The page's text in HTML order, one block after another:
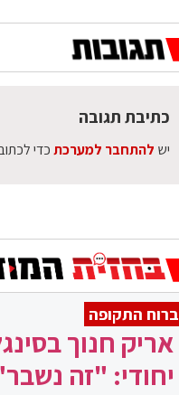
כתיבת תגובה
יש להתחבר למערכתכדי
ברוח התקופה
אריק חנוך
יחודי: "זה